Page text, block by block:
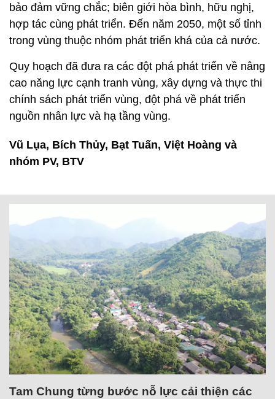
bảo đảm vững chắc; biên giới hòa bình, hữu nghị,
hợp tác cùng phát triển. Đến năm 2050, một số tỉnh
trong vùng thuộc nhóm phát triển khá của cả nước.
Quy hoạch đã đưa ra các đột phá phát triển về nâng
cao năng lực cạnh tranh vùng, xây dựng và thực thi
chính sách phát triển vùng, đột phá về phát triển
nguồn nhân lực và hạ tầng vùng.
Vũ Lụa, Bích Thủy, Bạt Tuấn, Việt Hoàng và
nhóm PV, BTV
Tam Chung từng bước nỗ lực cải thiện các